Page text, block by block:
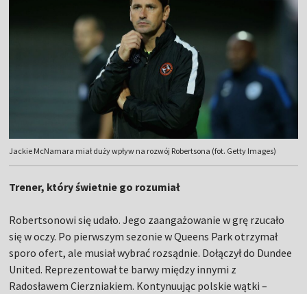
Jackie McNamara miał duży wpływ na rozwój Robertsona (fot. Getty Images)
Trener, który świetnie go rozumiał
Robertsonowi się udało. Jego zaangażowanie w grę rzucało
się w oczy. Po pierwszym sezonie w Queens Park otrzymał
sporo ofert, ale musiał wybrać rozsądnie. Dołączył do Dundee
United. Reprezentował te barwy między innymi z
Radosławem Cierzniakiem. Kontynuując polskie wątki –